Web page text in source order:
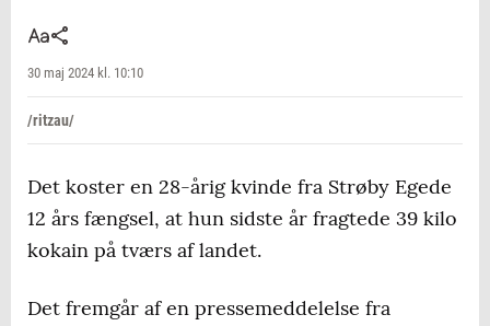
30 maj 2024 kl. 10:10
/ritzau/
Det koster en 28-årig kvinde fra Strøby Egede
12 års fængsel, at hun sidste år fragtede 39 kilo
kokain på tværs af landet.
Det fremgår af en pressemeddelelse fra